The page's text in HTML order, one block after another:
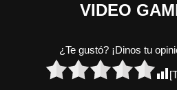
VIDEO
¿Te gustó? ¡Dinos tu